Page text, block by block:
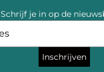
Schrijf je in op de
Inschrijven